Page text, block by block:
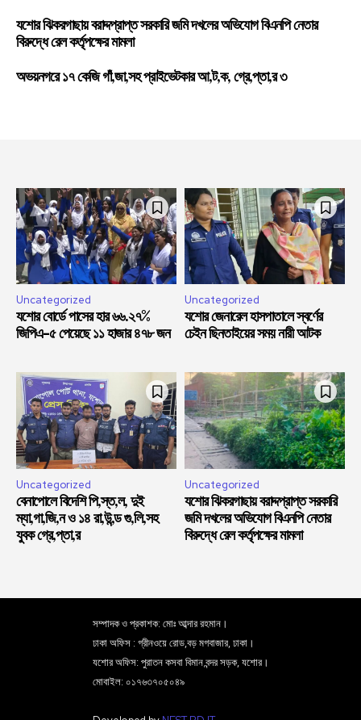
যশোর ঝিকরগাছায় বরাদ্দপ্রাপ্ত সরকারি জমি দখলের অভিযোগ বিএনপি নেতার
বিরুদ্ধে রেল কর্তৃপক্ষের মামলা
অভয়নগরে ১৭ কেজি গাঁ,জা,সহ প্রাইভেটকার আ,ট,ক, গ্রে,প্তা,র ৩
Uncategorized
যশোর বোর্ডে পাসের হার ৬৬.২৭%
জিপিএ-৫ পেয়েছে ১১ হাজার ৪৭৮ জন
Uncategorized
যশোর জেনারেল হাসপাতালে স্বর্ণের
চেইন ছিনতাইয়ের সময় নারী আটক
Uncategorized
বেনাপোলে বিদেশি পি,স্ত,ল, দুই
ম্যা,গা,জি,ন ও ১৪ রা,উ,ন্ড গু,লি,সহ
যুবক গ্রে,প্তা,র
Uncategorized
যশোর ঝিকরগাছায় বরাদ্দপ্রাপ্ত সরকারি
জমি দখলের অভিযোগ বিএনপি নেতার
বিরুদ্ধে রেল কর্তৃপক্ষের মামলা
সম্পাদক ও প্রকাশক: মোঃ আব্দার রহমান।
ঢাকা অফিস : গ্রীনওয়ে রোড,বড় মগবাজার, ঢাকা।
যশোর অফিস: পুরাতন কসবা বিমান বন্দর সড়ক, যশোর।
মোবাইল: ০১৭৬৩৭০৫০৪৯